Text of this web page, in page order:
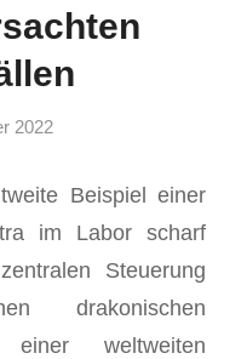
2022
Beispiel einer
im Labor scharf
Steuerung
drakonischen
einer weltweiten